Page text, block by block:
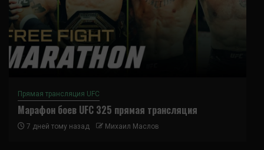
Прямая трансляция UFC
Марафон боев UFC 325 прямая трансляция
7 дней тому назад Михаил Маслов